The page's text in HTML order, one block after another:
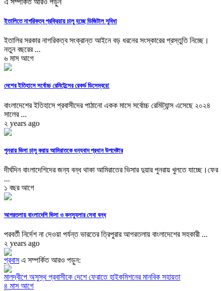
ইতালিতে নাগরিকত্ব প্রক্রিয়ায় চালু হচ্ছে ডিজিটাল সুবিধা
ইতালির সরকার নাগরিকত্ব সংক্রান্ত আইনে বড় ধরনের সংস্কারের প্রস্তুতি নিচ্ছে।
নতুন বছরের ...
৬ মাস আগে
দেশের ইতিহাসে সর্বোচ্চ রেমিটেন্সের রেকর্ড ডিসেম্বরে!
বাংলাদেশের ইতিহাসে প্রবাসীদের পাঠানো একক মাসে সর্বোচ্চ রেমিট্যান্স এসেছে ২০২৪
সালের ...
২ years ago
পুনরায় ভিসা চালু করায় আমিরাতকে ধন্যবাদ প্রধান উপদেষ্টার
দীর্ঘদিন বাংলাদেশিদের জন্য বন্ধ থাকা আমিরাতের ভিসার দুয়ার পুনরায় খুলতে যাচ্ছে।ফের
...
১ বছর আগে
আগরতলায় বাংলাদেশি ভিসা ও কনস্যুলার সেবা বন্ধ
পরবর্তী নির্দেশ না দেওয়া পর্যন্ত ভারতের ত্রিপুরার আগরতলায় বাংলাদেশের সহকারী ...
২ years ago
প্রবাসএ সম্পর্কিত আরও পড়ুন:
মালদ্বীপে অসুস্থ প্রবাসীকে দেশে ফেরাতে হাইকমিশনের মানবিক সহায়তা
৪ মাস আগে